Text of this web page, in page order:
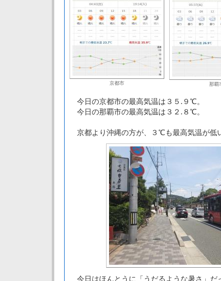
京都市 那覇
今日の京都市の最高気温は３５.９℃。
今日の那覇市の最高気温は３２.８℃。
京都より沖縄の方が、３℃も最高気温が低
今日はほんとうに「うだるような暑さ」だ